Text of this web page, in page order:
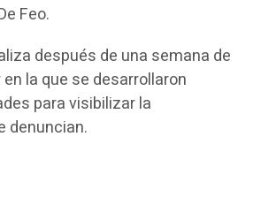
Feo.
después de una semana de
la que se desarrollaron
para visibilizar la
denuncian.